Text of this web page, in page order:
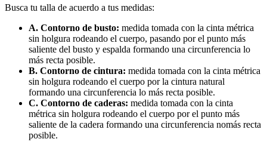
Busca tu talla de acuerdo a tus medidas:
A. Contorno de busto: medida tomada con la cinta métrica
sin holgura rodeando el cuerpo, pasando por el punto más
saliente del busto y espalda formando una circunferencia lo
más recta posible.
B. Contorno de cintura: medida tomada con la cinta métrica
sin holgura rodeando el cuerpo por la cintura natural
formando una circunferencia lo más recta posible.
C. Contorno de caderas: medida tomada con la cinta
métrica sin holgura rodeando el cuerpo por el punto más
saliente de la cadera formando una circunferencia nomás recta
posible.